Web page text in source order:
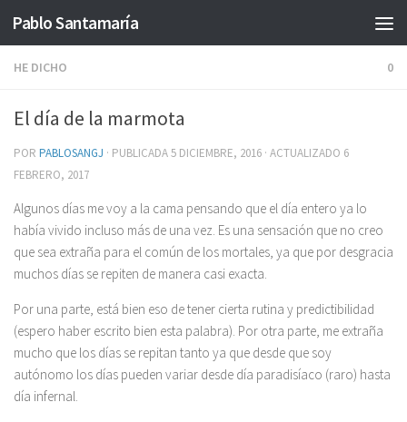
Saltar al contenido
Pablo Santamaría
HE DICHO 0
El día de la marmota
POR PABLOSANGJ · PUBLICADA5 DICIEMBRE, 2016 · ACTUALIZADO 6
FEBRERO, 2017
Algunos días me voy a la cama pensando que el día entero ya lo
había vivido incluso más de una vez. Es una sensación que no creo
que sea extraña para el común de los mortales, ya que por desgracia
muchos días se repiten de manera casi exacta.
Por una parte, está bien eso de tener cierta rutina y predictibilidad
(espero haber escrito bien esta palabra). Por otra parte, me extraña
mucho que los días se repitan tanto ya que desde que soy
autónomo los días pueden variar desde día paradisíaco (raro) hasta
día infernal.